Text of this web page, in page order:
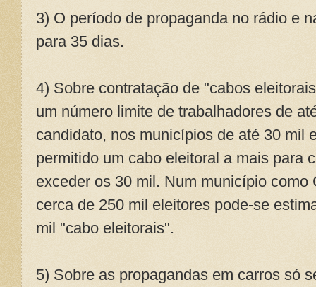
3) O período de propaganda no rádio e
para 35 dias.
4) Sobre contratação de "cabos
um número limite de trabalhadores de
candidato, nos municípios de até 30 mil
permitido um cabo eleitoral a mais para
exceder os 30 mil. Num município
cerca de 250 mil eleitores pode-se
mil "cabo eleitorais".
5) Sobre as propagandas em carros só